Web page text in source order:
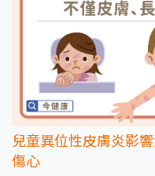
兒童異位性皮膚炎影
傷心